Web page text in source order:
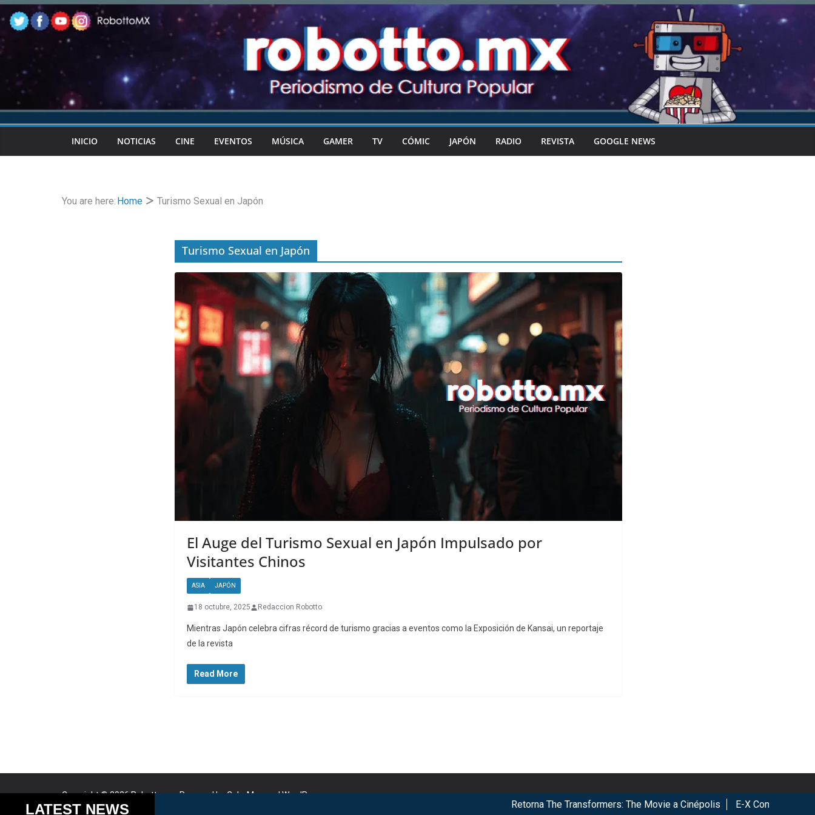
Skip
to
content
INICIO NOTICIAS CINE EVENTOS MÚSICA GAMER TV CÓMIC JAPÓN RADIO REVISTA GOOGLE NEWS
You are here: Home Turismo Sexual en Japón
Turismo Sexual en Japón
El Auge del Turismo Sexual en Japón Impulsado por
Visitantes Chinos
ASIA JAPÓN
18 octubre, 2025 Redaccion Robotto
Mientras Japón celebra cifras récord de turismo gracias a eventos como la Exposición de Kansai, un reportaje
de la revista
Read More
Copyright © 2026Robotto.mx. Powered byColorMagandWordPress.
LATEST NEWS Retorna The Transformers: The Movie a Cinépolis E-X Con 2026, Éxito
Cookies help us deliver our services. By using our services, you agree to our use of cookies. Got it